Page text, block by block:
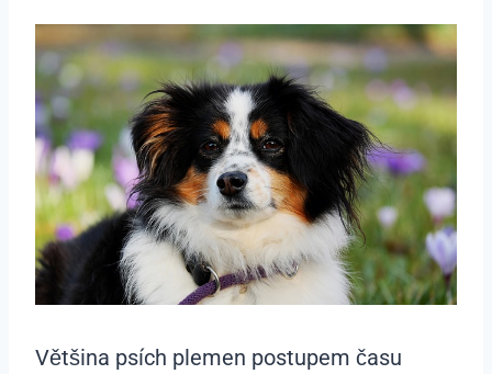
Většina psích plemen postupem času